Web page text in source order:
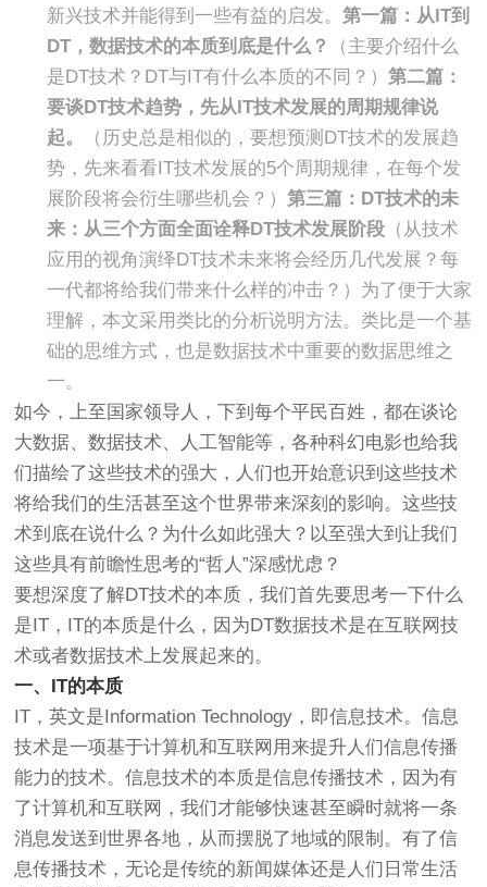
新兴技术并能得到一些有益的启发。第一篇： 从IT到
DT，数据技术的本质到底是什么？
（主要介绍什么
是DT技术？DT与IT有什么本质的不同？）第二篇：
要谈DT技术趋势，先从IT技术发展的周期规律说
起。
（历史总是相似的，要想预测DT技术的发展趋
势，先来看看IT技术发展的5个周期规律，在每个发
展阶段将会衍生哪些机会？）第三篇： DT技术的未
来：从三个方面全面诠释DT技术发展阶段 （从技术
应用的视角演绎DT技术未来将会经历几代发展？每
一代都将给我们带来什么样的冲击？） 为了便于大家
理解，本文采用类比的分析说明方法。类比是一个基
础的思维方式，也是数据技术中重要的数据思维之
一。
如今，上至国家领导人，下到每个平民百姓，都在谈论
大数据、数据技术、人工智能等，各种科幻电影也给我
们描绘了这些技术的强大，人们也开始意识到这些技术
将给我们的生活甚至这个世界带来深刻的影响。这些技
术到底在说什么？为什么如此强大？以至强大到让我们
这些具有前瞻性思考的“哲人”深感忧虑？
要想深度了解DT技术的本质，我们首先要思考一下什么
是IT，IT的本质是什么，因为DT数据技术是在互联网技
术或者数据技术上发展起来的。
一、IT的本质
IT，英文是Information Technology，即信息技术。信息
技术是一项基于计算机和互联网用来提升人们信息传播
能力的技术。信息技术的本质是信息传播技术，因为有
了计算机和互联网，我们才能够快速甚至瞬时就将一条
消息发送到世界各地，从而摆脱了地域的限制。有了信
息传播技术，无论是传统的新闻媒体还是人们日常生活